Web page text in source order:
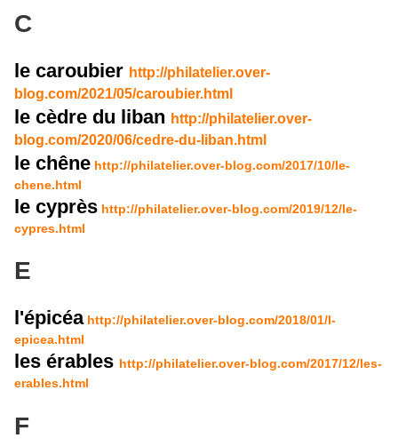
C
le caroubier http://philatelier.over-
blog.com/2021/05/caroubier.html
le cèdre du liban http://philatelier.over-
blog.com/2020/06/cedre-du-liban.html
le chêne http://philatelier.over-blog.com/2017/10/le-
chene.html
le cyprès http://philatelier.over-blog.com/2019/12/le-
cypres.html
E
l'épicéa http://philatelier.over-blog.com/2018/01/l-
epicea.html
les érables http://philatelier.over-blog.com/2017/12/les-
erables.html
F